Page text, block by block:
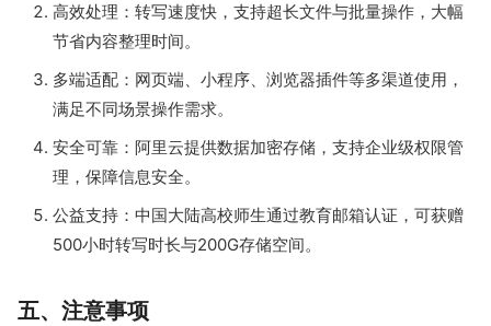
高效处理：转写速度快，支持超长文件与批量操作，大幅
节省内容整理时间。
多端适配：网页端、小程序、浏览器插件等多渠道使用，
满足不同场景操作需求。
安全可靠：阿里云提供数据加密存储，支持企业级权限管
理，保障信息安全。
公益支持：中国大陆高校师生通过教育邮箱认证，可获赠
500小时转写时长与200G存储空间。
五、注意事项